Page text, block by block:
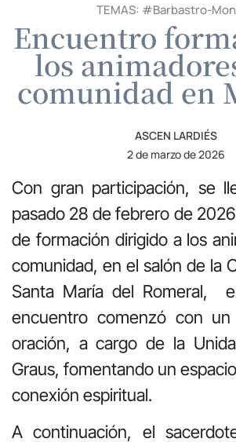
TEMAS: #Barbastro-
Encuentro
los
comunidad en
ASCEN LARDIÉS
2 de marzo de 2026
Con gran participación, se
pasado 28 de febrero de
de formación dirigido a los
comunidad, en el salón de la
Santa María del Romeral,
encuentro comenzó con
oración, a cargo de la
Graus, fomentando un
conexión espiritual.
A continuación, el